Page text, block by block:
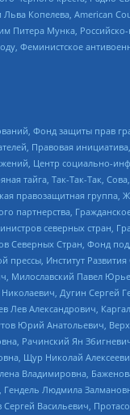
Копелева, American
Мунка,
Феминистское
Фонд защиты прав
Правовая
Центр социально-
тайга, Так-Так-Так,
правозащитная группа,
партнерства,
северных стран,
Северных Стран, Фонд
Институт
Милославский Павел
Дугин Сергей
Александрович,
Юрий Анатольевич,
Рачинский Ян
Щур Николай
Владимировна,
Людмила
Васильевич,